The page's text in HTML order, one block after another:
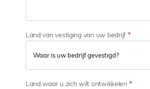
t
Land van vestiging van uw bedrijf *
Land waar u zich wilt ontwikkelen *